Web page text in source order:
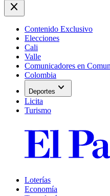
close
Contenido Exclusivo
Elecciones
Cali
Valle
Comunicadores en
Colombia
Deportes expand_more
Licita
Turismo
Loterías
Economía